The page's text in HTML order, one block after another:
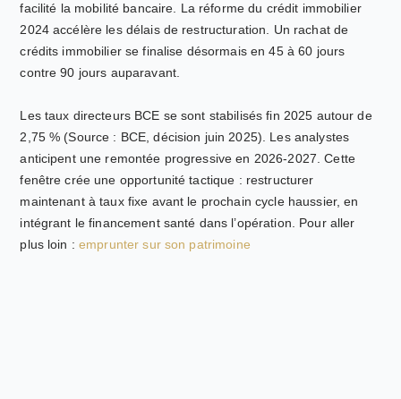
facilité la mobilité bancaire. La réforme du crédit immobilier
2024 accélère les délais de restructuration. Un rachat de
crédits immobilier se finalise désormais en 45 à 60 jours
contre 90 jours auparavant.
Les taux directeurs BCE se sont stabilisés fin 2025 autour de
2,75 % (Source : BCE, décision juin 2025). Les analystes
anticipent une remontée progressive en 2026-2027. Cette
fenêtre crée une opportunité tactique : restructurer
maintenant à taux fixe avant le prochain cycle haussier, en
intégrant le financement santé dans l’opération. Pour aller
plus loin :emprunter sur son patrimoine